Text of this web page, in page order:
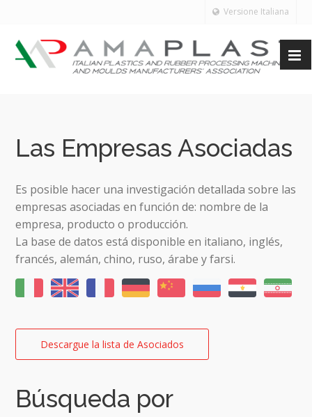
Versione Italiana
Las Empresas Asociadas
Es posible hacer una investigación detallada sobre las
empresas asociadas en función de: nombre de la
empresa, producto o producción.
La base de datos está disponible en italiano, inglés,
francés, alemán, chino, ruso, árabe y farsi.
Descargue la lista de Asociados
Búsqueda por